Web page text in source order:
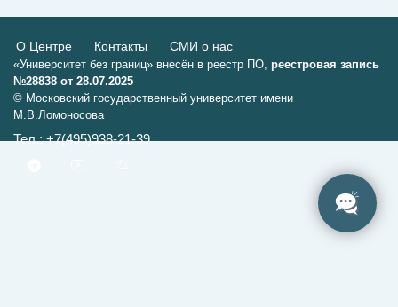
О Центре Контакты СМИ о нас
«Университет без границ» внесён в реестр ПО, реестровая запись
№28838 от 28.07.2025
© Московский государственный университет имени
М.В.Ломоносова
Тел.: +7(495)938-21-39